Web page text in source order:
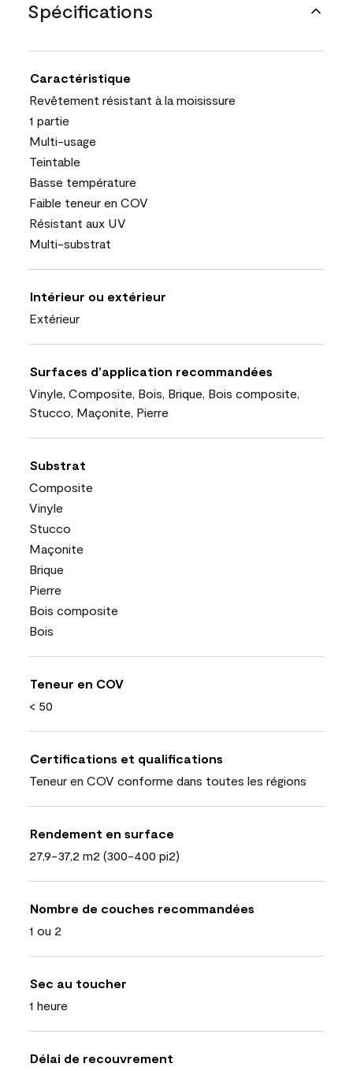
Spécifications
Caractéristique
Revêtement résistant à la moisissure
1 partie
Multi-usage
Teintable
Basse température
Faible teneur en COV
Résistant aux UV
Multi-substrat
Intérieur ou extérieur
Extérieur
Surfaces d’application recommandées
Vinyle, Composite, Bois, Brique, Bois composite,
Stucco, Maçonite, Pierre
Substrat
Composite
Vinyle
Stucco
Maçonite
Brique
Pierre
Bois composite
Bois
Teneur en COV
< 50
Certifications et qualifications
Teneur en COV conforme dans toutes les régions
Rendement en surface
27,9-37,2 m2 (300-400 pi2)
Nombre de couches recommandées
1 ou 2
Sec au toucher
1 heure
Délai de recouvrement